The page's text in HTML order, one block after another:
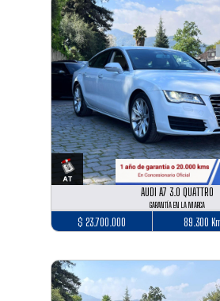
AUDI A7 3.0 QUATTRO
GARANTÍA EN LA MARCA
$ 23.700.000 89.300